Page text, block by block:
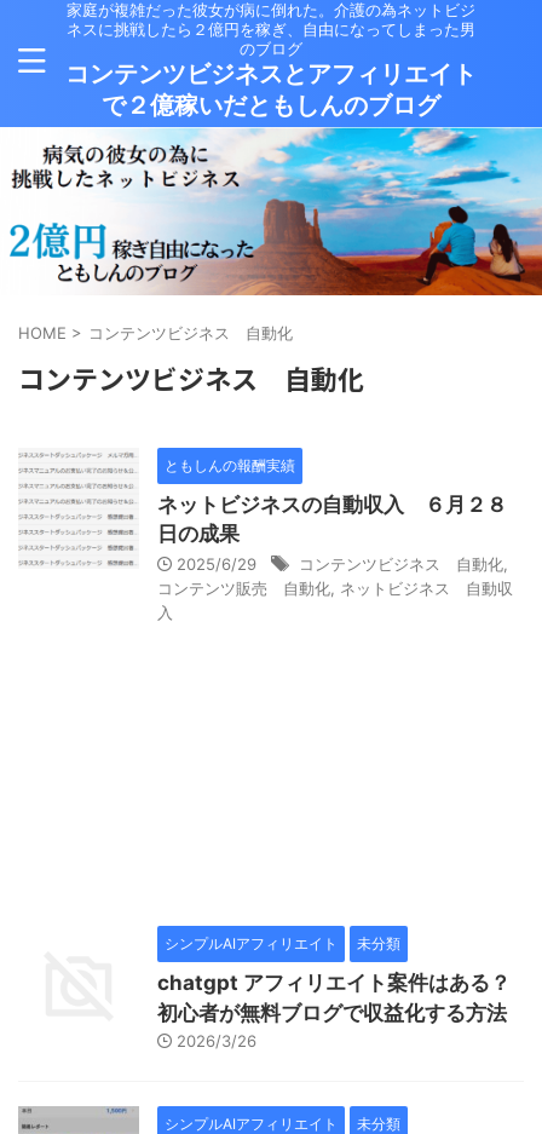
家庭が複雑だった彼女が病に倒れた。介護の為ネットビジ
ネスに挑戦したら２億円を稼ぎ、自由になってしまった男
のブログ
コンテンツビジネスとアフィリエイト
で２億稼いだともしんのブログ
HOME > コンテンツビジネス 自動化
コンテンツビジネス 自動化
ともしんの報酬実績
ネットビジネスの自動収入 ６月２８
日の成果
2025/6/29 コンテンツビジネス 自動化
コンテンツ販売 自動化 ネットビジネス 自動収
入
シンプルAIアフィリエイト 未分類
chatgpt アフィリエイト案件はある？
初心者が無料ブログで収益化する方法
2026/3/26
シンプルAIアフィリエイト 未分類